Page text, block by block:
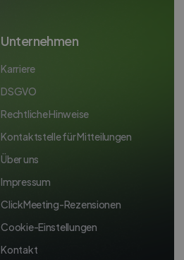
Unternehmen
Karriere
DSGVO
Rechtliche Hinweise
Kontaktstelle für Mitteilungen
Über uns
Impressum
ClickMeeting-Rezensionen
Cookie-Einstellungen
Kontakt